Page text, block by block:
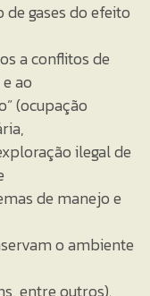
gases do efeito
a conflitos de
ao
(ocupação
ilegal de
de manejo e
o ambiente